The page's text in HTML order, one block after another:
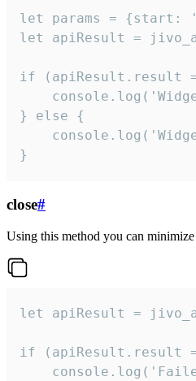
let params =
let apiResult =
if (apiResult.result
} else {
}
close#
Using this method you can
let apiResult =
if (apiResult.result